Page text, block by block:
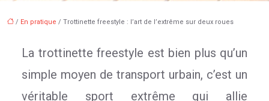
/ En pratique / Trottinette freestyle : l’art de l’extrême sur deux roues
La trottinette freestyle est bien plus qu’un
simple moyen de transport urbain, c’est un
véritable sport extrême qui allie